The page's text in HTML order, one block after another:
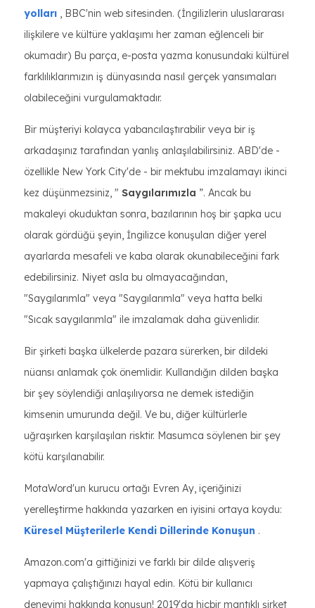
yolları , BBC'nin web sitesinden. (İngilizlerin uluslararası
ilişkilere ve kültüre yaklaşımı her zaman eğlenceli bir
okumadır) Bu parça, e-posta yazma konusundaki kültürel
farklılıklarımızın iş dünyasında nasıl gerçek yansımaları
olabileceğini vurgulamaktadır.
Bir müşteriyi kolayca yabancılaştırabilir veya bir iş
arkadaşınız tarafından yanlış anlaşılabilirsiniz. ABD'de -
özellikle New York City'de - bir mektubu imzalamayı ikinci
kez düşünmezsiniz, " Saygılarımızla ”. Ancak bu
makaleyi okuduktan sonra, bazılarının hoş bir şapka ucu
olarak gördüğü şeyin, İngilizce konuşulan diğer yerel
ayarlarda mesafeli ve kaba olarak okunabileceğini fark
edebilirsiniz. Niyet asla bu olmayacağından,
"Saygılarımla" veya "Saygılarımla" veya hatta belki
"Sıcak saygılarımla" ile imzalamak daha güvenlidir.
Bir şirketi başka ülkelerde pazara sürerken, bir dildeki
nüansı anlamak çok önemlidir. Kullandığın dilden başka
bir şey söylendiği anlaşılıyorsa ne demek istediğin
kimsenin umurunda değil. Ve bu, diğer kültürlerle
uğraşırken karşılaşılan risktir. Masumca söylenen bir şey
kötü karşılanabilir.
MotaWord'un kurucu ortağı Evren Ay, içeriğinizi
yerelleştirme hakkında yazarken en iyisini ortaya koydu:
Küresel Müşterilerle Kendi Dillerinde Konuşun .
Amazon.com'a gittiğinizi ve farklı bir dilde alışveriş
yapmaya çalıştığınızı hayal edin. Kötü bir kullanıcı
deneyimi hakkında konuşun! 2019'da hiçbir mantıklı şirket